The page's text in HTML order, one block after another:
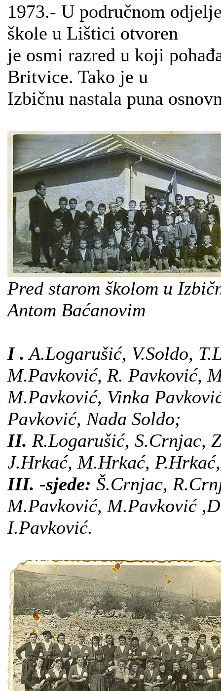
1973.- U područnom
škole u Lištici otvoren
je osmi razred u koji
Britvice. Tako je u
Izbičnu nastala puna
Pred starom školom u
Antom Baćanovim
I . A.Logarušić, V.Soldo,
M.Pavković, R. Pavković,
M.Pavković, Vinka
Pavković, Nada Soldo;
II. R.Logarušić, S.Crnjac,
J.Hrkać, M.Hrkać,
III. -sjede: Š.Crnjac,
M.Pavković, M.Pavković
I.Pavković.